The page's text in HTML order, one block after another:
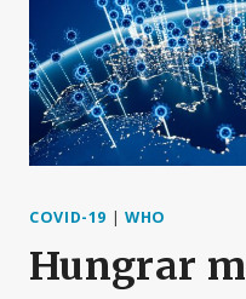
COVID-19 | WHO
Hungrar